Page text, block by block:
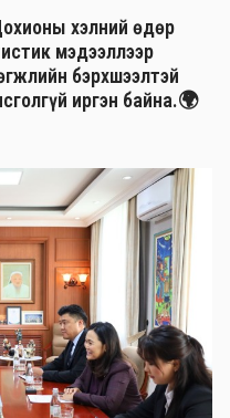
хэлний өдөр
мэдээллээр
бэрхшээлтэй
иргэн байна.🌍